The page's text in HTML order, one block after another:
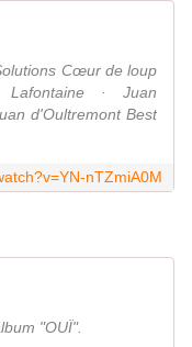
Cœur de loup
· Juan
d'Oultremont Best
nTZmiA0M
"OUÏ".